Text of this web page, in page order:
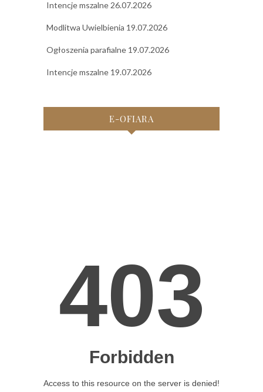
Intencje mszalne 26.07.2026
Modlitwa Uwielbienia 19.07.2026
Ogłoszenia parafialne 19.07.2026
Intencje mszalne 19.07.2026
E-OFIARA